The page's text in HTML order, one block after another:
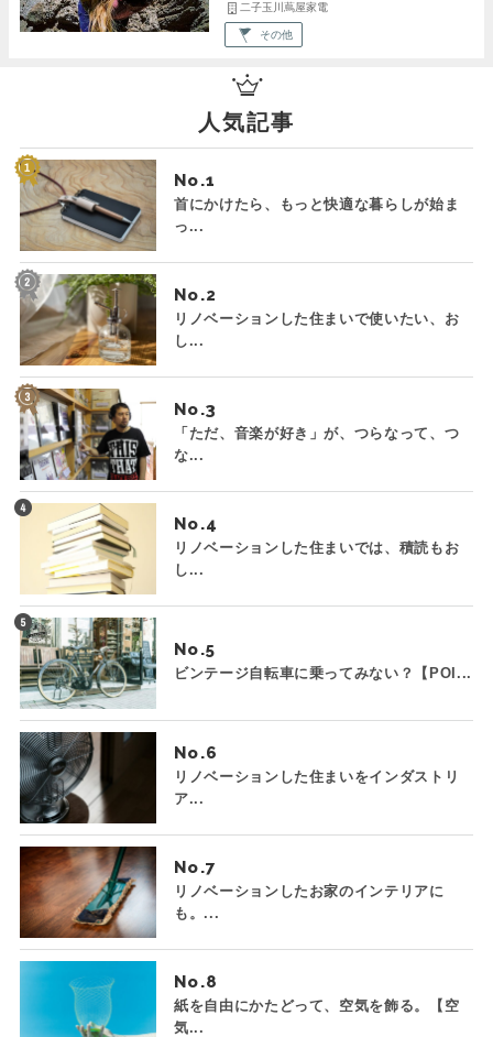
二子玉川蔦屋家電
その他
人気記事
No.
首にかけたら、もっと快適な暮らしが始ま
っ...
No.
リノベーションした住まいで使いたい、お
し...
No.
「ただ、音楽が好き」が、つらなって、つ
な...
No.
リノベーションした住まいでは、積読もお
し...
No.
ビンテージ自転車に乗ってみない？【POI...
No.
リノベーションした住まいをインダストリ
ア...
No.
リノベーションしたお家のインテリアに
も。...
No.
紙を自由にかたどって、空気を飾る。【空
気...